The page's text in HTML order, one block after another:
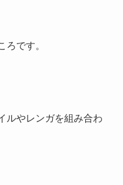
ろです。
ルやレンガを組み合わ